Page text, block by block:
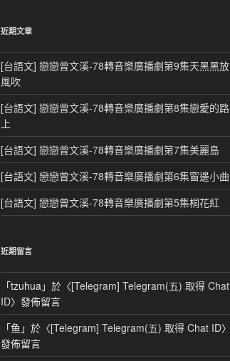
字:
近期文章
[台語文] 戀戀曾文溪-78轉音樂廣播劇第9集天黑黑放
風吹
[台語文] 戀戀曾文溪-78轉音樂廣播劇第8集戀愛的路
上
[台語文] 戀戀曾文溪-78轉音樂廣播劇第7集美麗島
[台語文] 戀戀曾文溪-78轉音樂廣播劇第6集窗邊小曲
[台語文] 戀戀曾文溪-78轉音樂廣播劇第5集桐花紅
近期留言
「tzuhua 」於〈[Telegram] Telegram(五) 取得 Chat
ID〉發佈留言
「鱼 」於〈[Telegram] Telegram(五) 取得 Chat ID〉
發佈留言